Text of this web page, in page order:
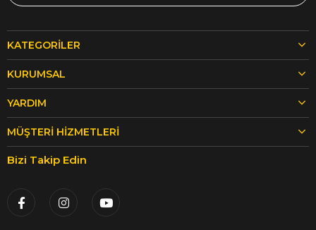
KATEGORILER
KURUMSAL
YARDIM
MÜŞTERI HIZMETLERI
Bizi Takip Edin